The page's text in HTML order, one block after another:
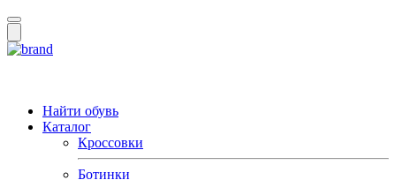
Найти обувь
Каталог
Кроссовки
Ботинки